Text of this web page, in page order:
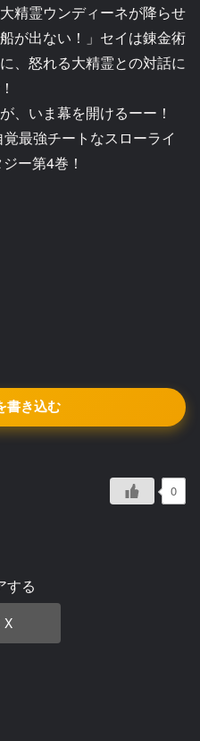
精霊ウンディーネが降らせ
が出ない！」セイは錬金術
、怒れる大精霊との対話に
、いま幕を開けるーー！
最強チートなスローライ
ー第4巻！
書き込む
0
する
X